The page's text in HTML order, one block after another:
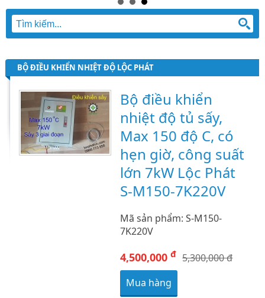
BỘ ĐIỀU KHIỂN NHIỆT ĐỘ LỘC PHÁT
Bộ điều khiển
nhiệt độ tủ sấy,
Max 150 độ C, có
hẹn giờ, công suất
lớn 7kW Lộc Phát
S-M150-7K220V
Mã sản phẩm: S-M150-
7K220V
4,500,000đ 5,300,000 đ
Mua hàng